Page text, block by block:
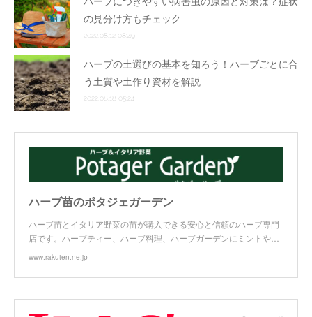
の見分け方もチェック
2022.08.12 08:49
ハーブの土選びの基本を知ろう！ハーブごとに合
う土質や土作り資材を解説
2022.08.18 05:24
ハーブ苗のポタジェガーデン
ハーブ苗とイタリア野菜の苗が購入できる安心と信頼のハーブ専門
店です。ハーブティー、ハーブ料理、ハーブガーデンにミントや…
www.rakuten.ne.jp